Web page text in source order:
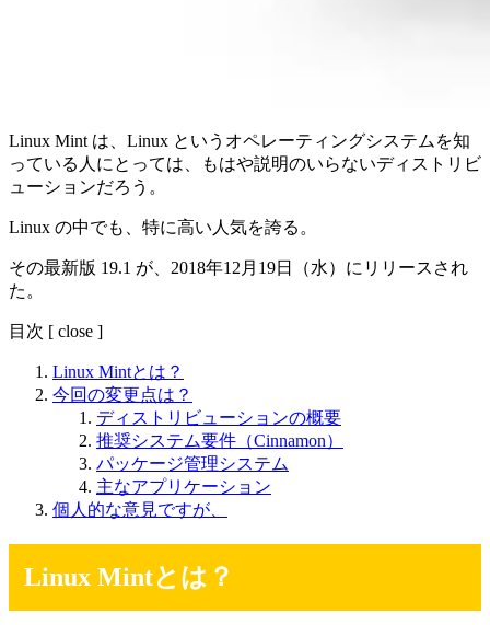
Linux Mint は、Linux というオペレーティングシステムを知
っている人にとっては、もはや説明のいらないディストリビ
ューションだろう。
Linux の中でも、特に高い人気を誇る。
その最新版 19.1 が、2018年12月19日（水）にリリースされ
た。
目次 [ close ]
Linux Mintとは？
今回の変更点は？
ディストリビューションの概要
推奨システム要件（Cinnamon）
パッケージ管理システム
主なアプリケーション
個人的な意見ですが、
Linux Mintとは？